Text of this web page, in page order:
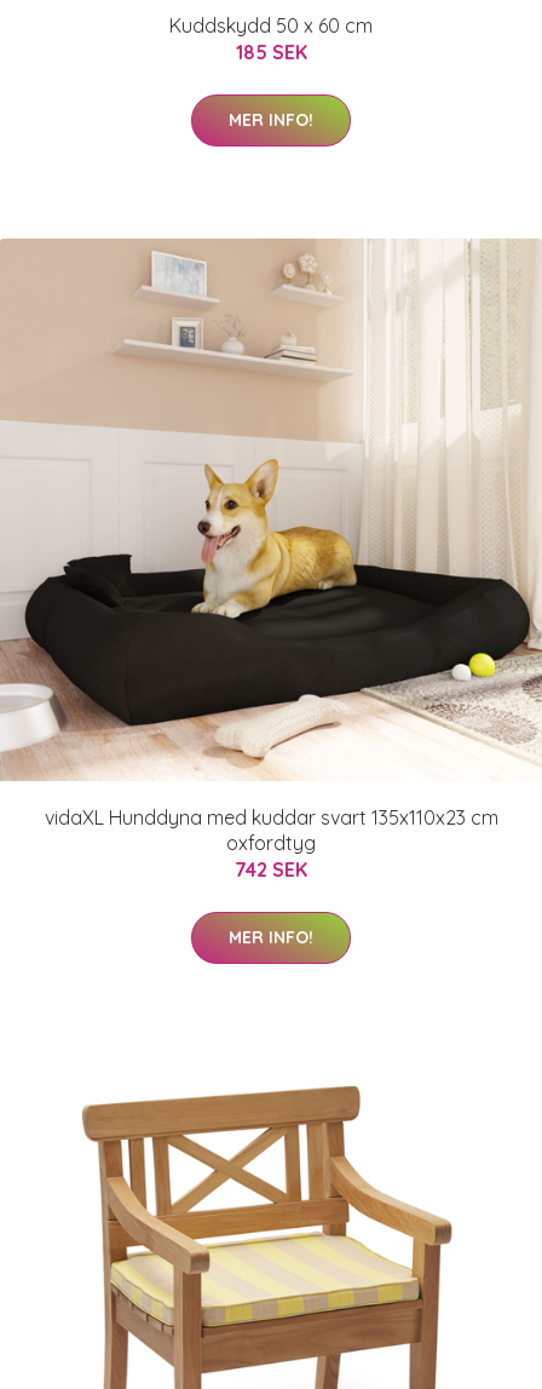
Kuddskydd 50 x 60 cm
185 SEK
MER INFO!
vidaXL Hunddyna med kuddar svart 135x110x23 cm
oxfordtyg
742 SEK
MER INFO!